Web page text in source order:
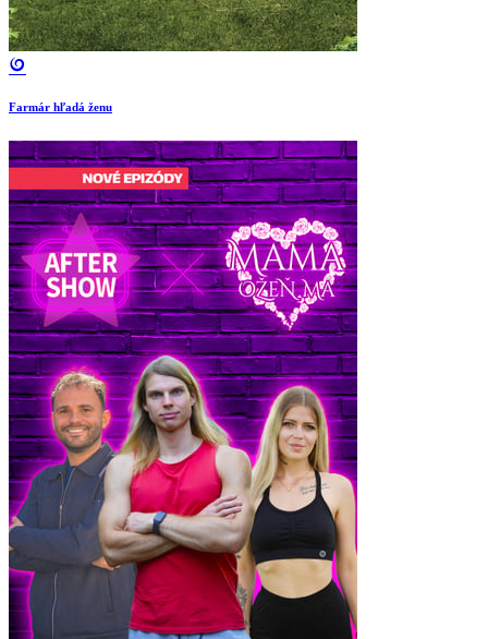
Farmár hľadá ženu